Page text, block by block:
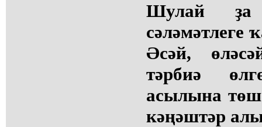
Шулай ҙа
сәләмәтлеге
Әсәй,
тәрбиә
асылына
кәңәштәр